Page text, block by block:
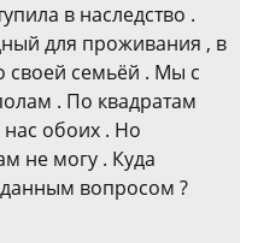
в наследство .
для проживания , в
своей семьёй . Мы с
. По квадратам
обоих . Но
не могу . Куда
вопросом ?